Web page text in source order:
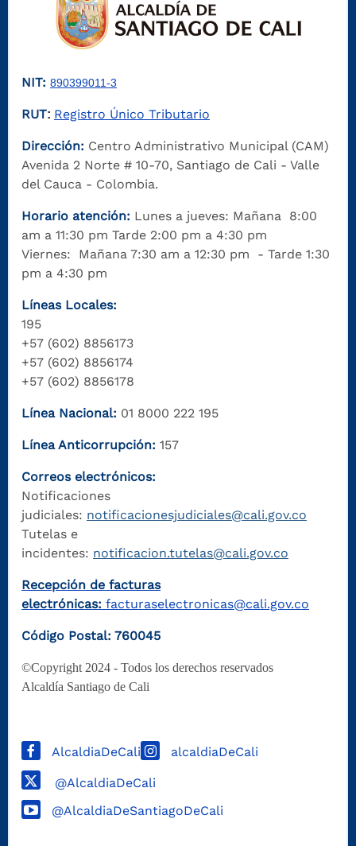
NIT: 890399011-3
RUT: Registro Único Tributario
Dirección: Centro Administrativo Municipal (CAM)
Avenida 2 Norte # 10-70, Santiago de Cali - Valle
del Cauca - Colombia.
Horario atención: Lunes a jueves: Mañana 8:00
am a 11:30 pm Tarde 2:00 pm a 4:30 pm
Viernes: Mañana 7:30 am a 12:30 pm - Tarde 1:30
pm a 4:30 pm
Líneas Locales:
195
+57 (602) 8856173
+57 (602) 8856174
+57 (602) 8856178
Línea Nacional: 01 8000 222 195
Línea Anticorrupción: 157
Correos electrónicos:
Notificaciones
judiciales: notificacionesjudiciales@cali.gov.co
Tutelas e
incidentes: notificacion.tutelas@cali.gov.co
Recepción de facturas
electrónicas: facturaselectronicas@cali.gov.co
Código Postal: 760045
©Copyright 2024 - Todos los derechos reservados
Alcaldía Santiago de Cali
AlcaldiaDeCali alcaldiaDeCali
@AlcaldiaDeCali
@AlcaldiaDeSantiagoDeCali